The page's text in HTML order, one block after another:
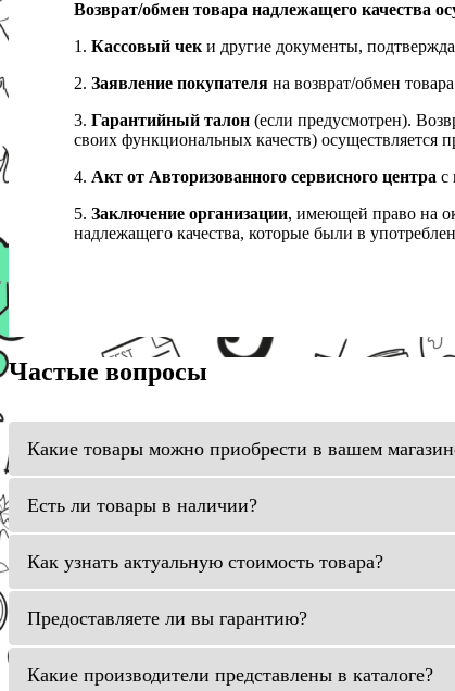
Возврат/обмен товара надлежащего качества
1. Кассовый чек и другие документы,
2. Заявление покупателя на возврат/обмен
3. Гарантийный талон (если предусмотрен).
своих функциональных качеств) осуществляется
4. Акт от Авторизованного сервисного центра с
5. Заключение организации, имеющей право на
надлежащего качества, которые были в
Частые вопросы
Какие товары можно приобрести в вашем
Есть ли товары в наличии?
Как узнать актуальную стоимость товара?
Предоставляете ли вы гарантию?
Какие производители представлены в каталоге?